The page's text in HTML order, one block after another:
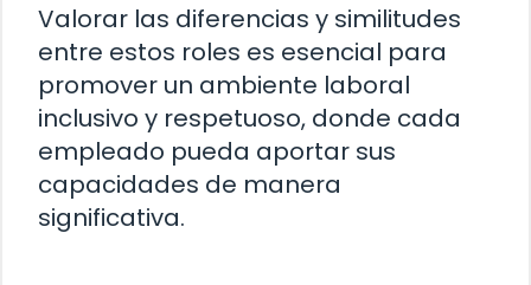
Valorar las diferencias y similitudes
entre estos roles es esencial para
promover un ambiente laboral
inclusivo y respetuoso, donde cada
empleado pueda aportar sus
capacidades de manera
significativa.